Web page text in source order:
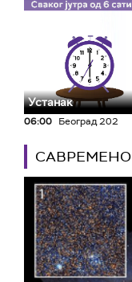
Устанак
06:00 Београд 202
САВРЕМЕНО